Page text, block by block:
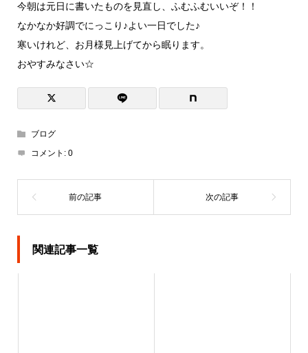
今朝は元日に書いたものを見直し、ふむふむいいぞ！！
なかなか好調でにっこり♪よい一日でした♪
寒いけれど、お月様見上げてから眠ります。
おやすみなさい☆
ブログ
コメント: 0
関連記事一覧